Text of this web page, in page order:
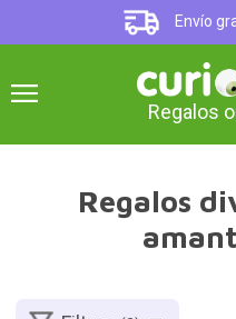
Envío
Regalos
Regalos